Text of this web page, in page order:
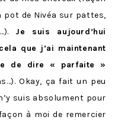
pot de Nivéa sur pattes,
Je suis aujourd’hui
que j’ai maintenant
de dire « parfaite »
Okay, ça fait un peu
suis absolument pour
à moi de remercier